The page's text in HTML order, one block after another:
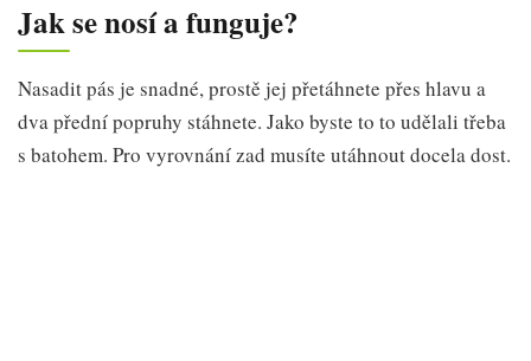
Jak se nosí a funguje?
Nasadit pás je snadné, prostě jej přetáhnete přes hlavu a
dva přední popruhy stáhnete. Jako byste to to udělali třeba
s batohem. Pro vyrovnání zad musíte utáhnout docela dost.